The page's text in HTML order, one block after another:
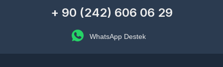
+ 90 (242) 606 06 29
WhatsApp Destek